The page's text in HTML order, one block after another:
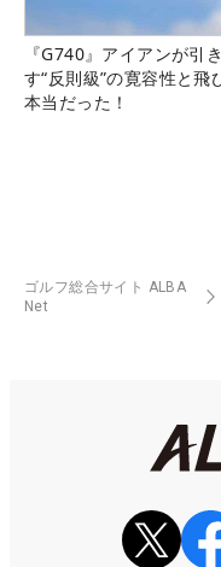
『G740』アイアンが引
す“反則級”の寛容性と飛
本当だった！
ゴルフ総合サイト ALBA
Net